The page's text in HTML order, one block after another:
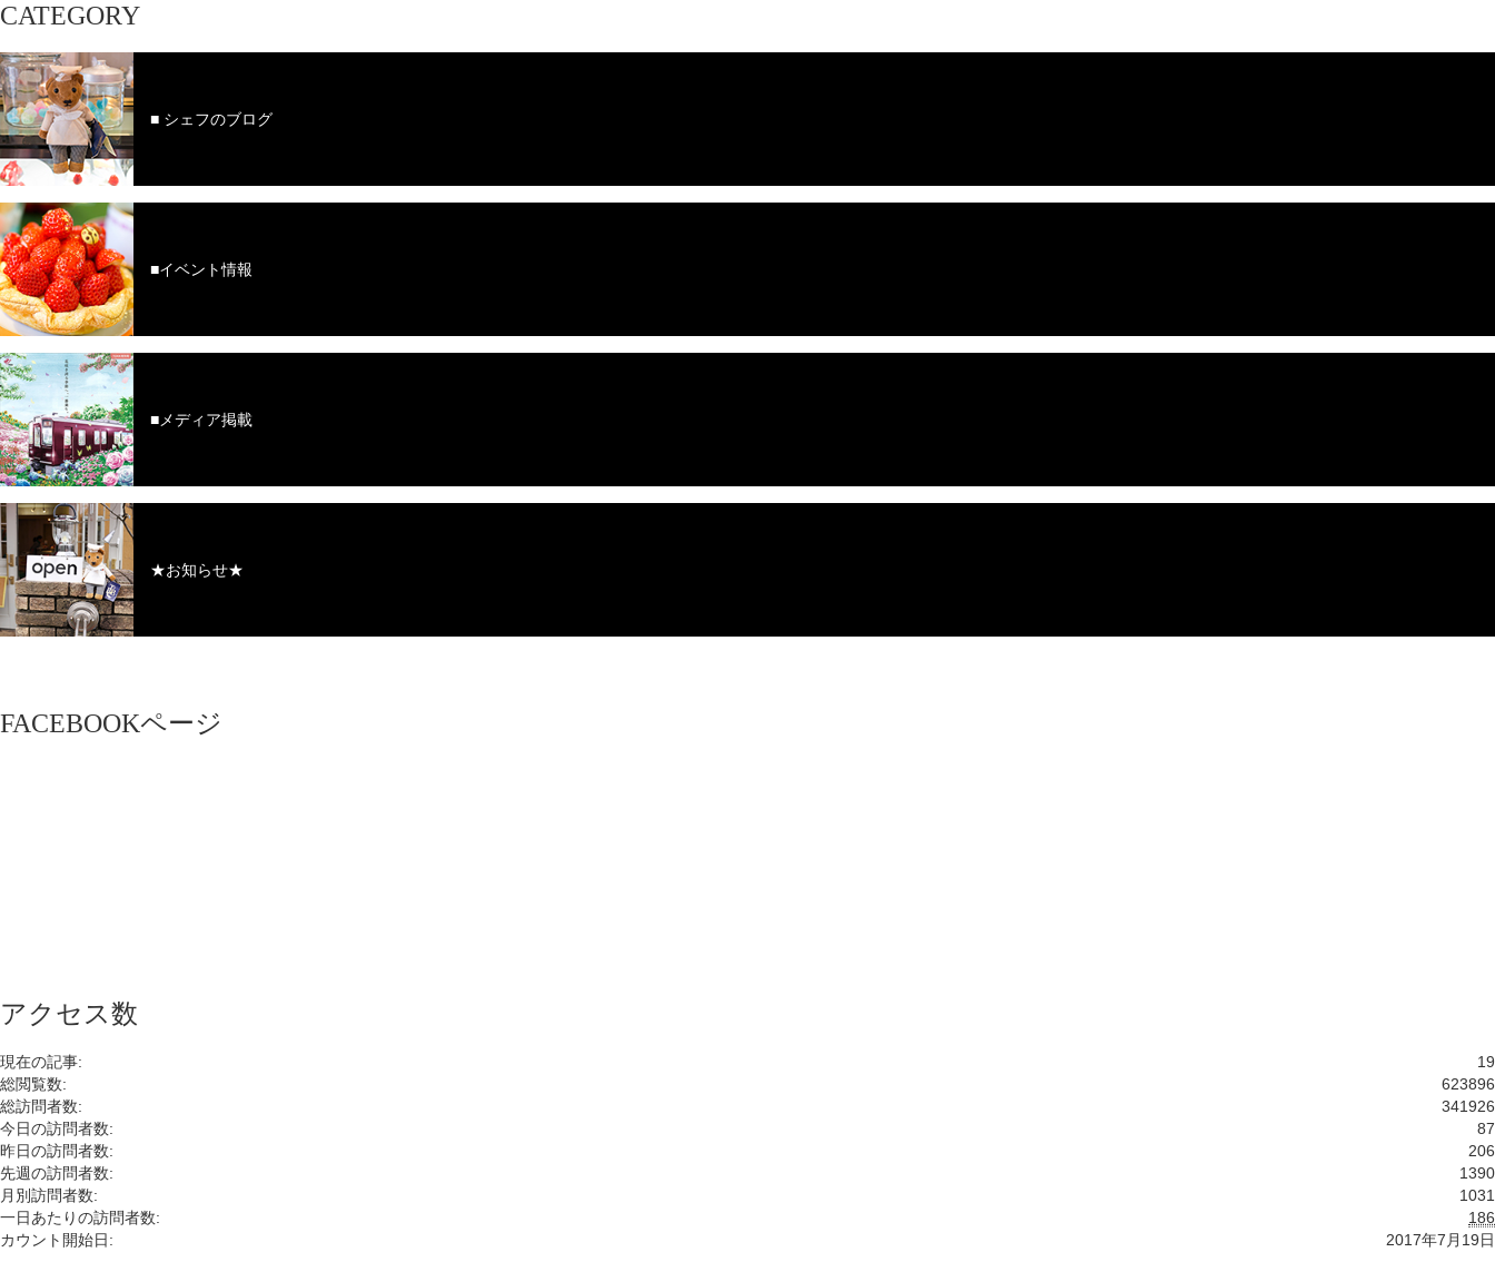
CATEGORY
■ シェフのブログ
■イベント情報
■メディア掲載
★お知らせ★
FACEBOOKページ
アクセス数
19
現在の記事:
623896
総閲覧数:
341926
総訪問者数:
87
今日の訪問者数:
206
昨日の訪問者数:
1390
先週の訪問者数:
1031
月別訪問者数:
186
一日あたりの訪問者数:
2017年7月19日
カウント開始日: